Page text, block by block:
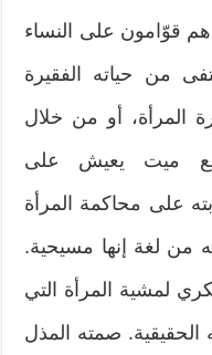
هم قوّامون على النساء
من حياته الفقيرة
المرأة، أو من خلال
ميت يعيش على
على محاكمة المرأة
من لغة إنها مسيحية.
لمشية المرأة التي
صمته المذل